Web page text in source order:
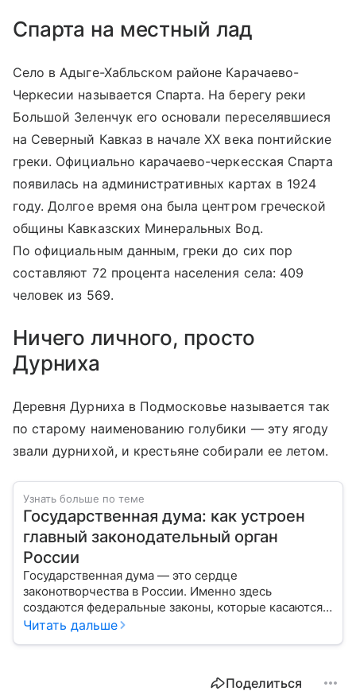
Спарта на местный лад
Село в Адыге-Хабльском районе Карачаево-
Черкесии называется Спарта. На берегу реки
Большой Зеленчук его основали переселявшиеся
на Северный Кавказ в начале XX века понтийские
греки. Официально карачаево-черкесская Спарта
появилась на административных картах в 1924
году. Долгое время она была центром греческой
общины Кавказских Минеральных Вод.
По официальным данным, греки до сих пор
составляют 72 процента населения села: 409
человек из 569.
Ничего личного, просто
Дурниха
Деревня Дурниха в Подмосковье называется так
по старому наименованию голубики — эту ягоду
звали дурнихой, и крестьяне собирали ее летом.
Узнать больше по теме
Государственная дума: как устроен
главный законодательный орган
России
Государственная дума — это сердце
законотворчества в России. Именно здесь
создаются федеральные законы, которые касаются
жизни каждого гражданина: от образования и
Читать дальше
Поделиться